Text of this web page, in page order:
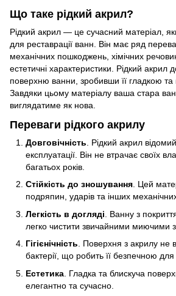
Що таке рідкий акрил?
Рідкий акрил — це сучасний матеріал,
для реставрації ванн. Він має ряд
механічних пошкоджень, хімічних
естетичні характеристики. Рідкий акрил
поверхню ванни, зробивши її гладкою
Завдяки цьому матеріалу ваша стара
виглядатиме як нова.
Переваги рідкого акрилу
Довговічність . Рідкий акрил
експлуатації. Він не втрачає своїх
багатьох років.
Стійкість до зношування. Цей
подряпин, ударів та інших
Легкість в догляді . Ванну з
легко чистити звичайними миючими
Гігієнічність . Поверхня з акрилу не
бактерії, що робить її безпечною для
Естетика . Гладка та блискуча
елегантно та сучасно.